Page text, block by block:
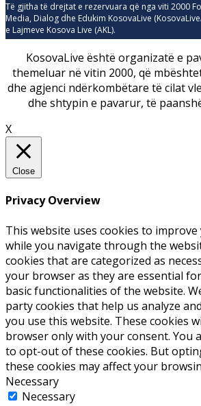
Të gjitha të drejtat e rezervuara që nga viti 2000
Media, Dialog dhe Edukim KosovaLive
e Lajmeve Kosova Live (AKL).
KosovaLive është organizatë e
themeluar në vitin 2000, që
dhe agjenci ndërkombëtare të cilat
dhe shtypin e pavarur, të
X
Close
Privacy Overview
This website uses cookies to
while you navigate through the
cookies that are categorized as
your browser as they are essential
basic functionalities of the website.
party cookies that help us analyze
you use this website. These cookies
browser only with your consent. You
to opt-out of these cookies. But
these cookies may affect your
Necessary
Necessary